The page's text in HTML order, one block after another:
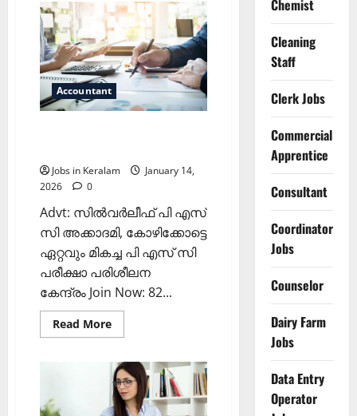
തസ്തികയിൽ
ഒഴിവ്‌;
ശമ്പള
സ്‌കെയില്‍
31,100-
66,800
രൂപ
Accountant
Jobs in Keralam
January 14,
2026
0
Advt: സില്‍വര്‍ലീഫ് പി എസ്
സി അക്കാദമി, കോഴിക്കോട്ടെ
ഏറ്റവും മികച്ച പി എസ് സി
പരീക്ഷാ പരിശീലന
കേന്ദ്രം Join Now: 82...
Read MoreRead
more
ഓഫീസർ
ഒഴിവ്
Chemist
Cleaning
Staff
Clerk Jobs
Commercial
Apprentice
Consultant
Coordinator
Jobs
Counselor
Dairy Farm
Jobs
Data Entry
Operator